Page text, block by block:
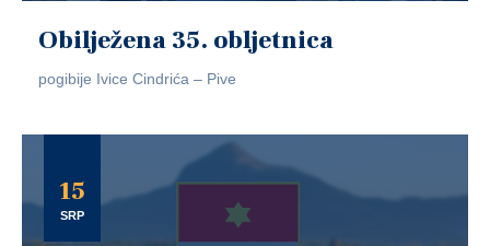
Obilježena 35. obljetnica
pogibije Ivice Cindrića – Pive
15
SRP